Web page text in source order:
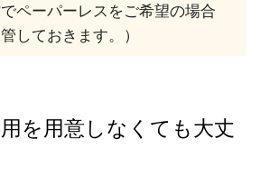
でペーパーレスをご希望の場合
しておきます。）
を用意しなくても大丈